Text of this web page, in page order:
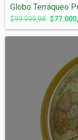
Globo Terráqueo
$99.999,98